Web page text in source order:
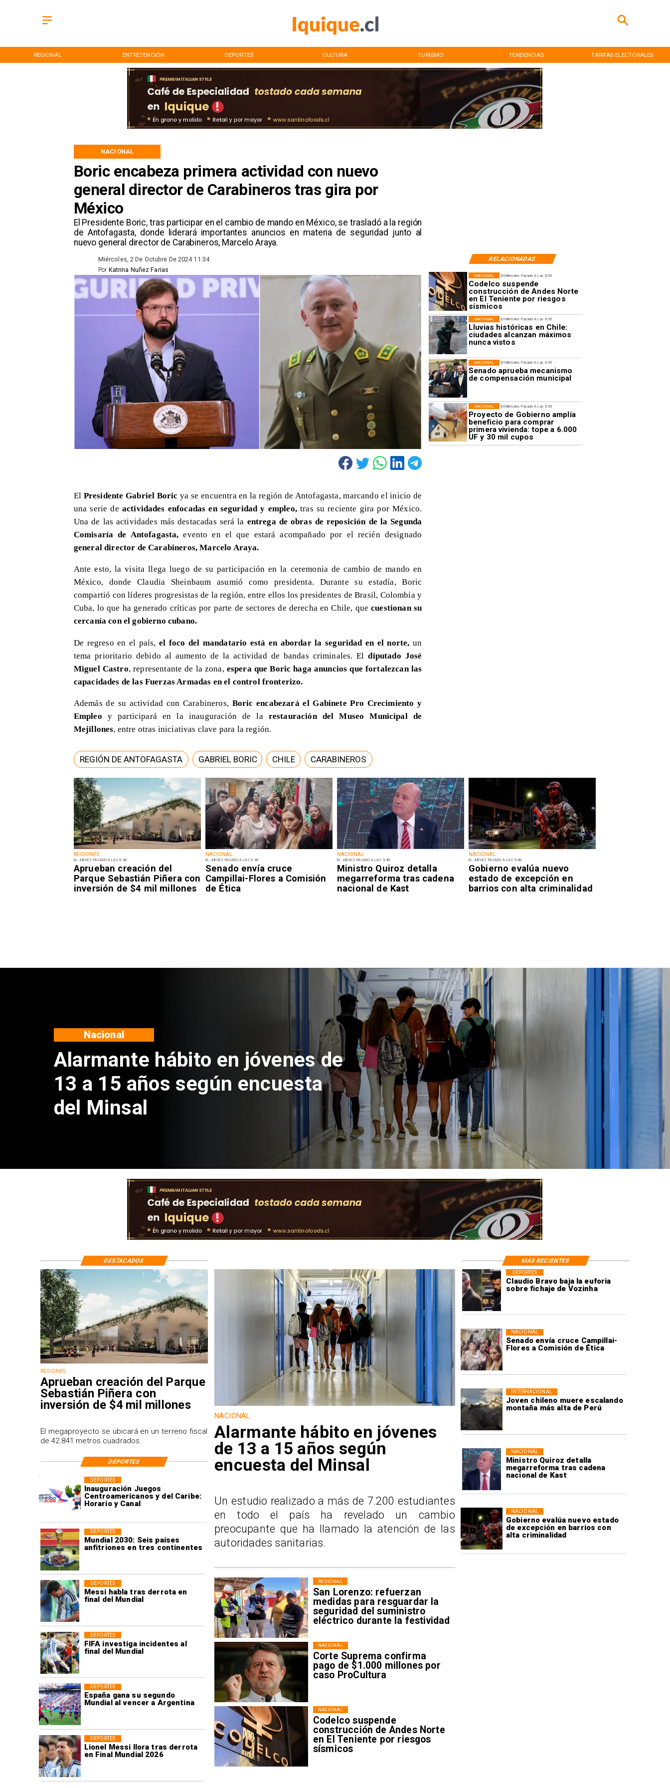
REGIONAL ENTRETENCIÓN DEPORTES CULTURA TURISMO TENDENCIAS TARIFAS ELECTORALES
Boric encabeza primera actividad con nuevo
general director de Carabineros tras gira por
México
​El Presidente Boric, tras participar en el cambio de mando en México, se trasladó a la región
de Antofagasta, donde liderará importantes anuncios en materia de seguridad junto al
nuevo general director de Carabineros, Marcelo Araya.
NACIONAL
RELACIONADAS
Miércoles, 2 De Octubre De 2024 11:34
Katrina Nuñez Farias
Por
REGIONES
EL JUEVES PASADO A LAS 9:49
Aprueban creación del
Parque Sebastián Piñera con
inversión de $4 mil millones
NACIONAL
EL JUEVES PASADO A LAS 9:49
Senado envía cruce
Campillai-Flores a Comisión
de Ética
NACIONAL
EL JUEVES PASADO A LAS 9:49
Ministro Quiroz detalla
megarreforma tras cadena
nacional de Kast
NACIONAL
EL JUEVES PASADO A LAS 9:49
Gobierno evalúa nuevo
estado de excepción en
barrios con alta criminalidad
El Miércoles Pasado A Las 9:35
Codelco suspende
construcción de Andes Norte
en El Teniente por riesgos
sísmicos
NACIONAL
El Miércoles Pasado A Las 9:35
Lluvias históricas en Chile:
ciudades alcanzan máximos
nunca vistos
NACIONAL
El Miércoles Pasado A Las 9:35
Senado aprueba mecanismo
de compensación municipal
NACIONAL
El Miércoles Pasado A Las 9:35
Proyecto de Gobierno amplía
beneficio para comprar
primera vivienda: tope a 6.000
UF y 30 mil cupos
NACIONAL
El Presidente Gabriel Boric ya se encuentra en la región de Antofagasta, marcando el inicio de
una serie de actividades enfocadas en seguridad y empleo,tras su reciente gira por México.
Una de las actividades más destacadas será la entrega de obras de reposición de la Segunda
Comisaría de Antofagasta, evento en el que estará acompañado por el recién designado
general director de Carabineros, Marcelo Araya.
Ante esto, la visita llega luego de su participación en la ceremonia de cambio de mando en
México, donde Claudia Sheinbaum asumió como presidenta. Durante su estadía, Boric
compartió con líderes progresistas de la región, entre ellos los presidentes de Brasil, Colombia y
Cuba, lo que ha generado críticas por parte de sectores de derecha en Chile, quecuestionan su
cercanía con el gobierno cubano.
De regreso en el país, el foco del mandatario está en abordar la seguridad en el norte, un
tema prioritario debido al aumento de la actividad de bandas criminales. Eldiputado José
Miguel Castro, representante de la zona, espera que Boric haga anuncios que fortalezcan las
capacidades de las Fuerzas Armadas en el control fronterizo.
Además de su actividad con Carabineros, Boric encabezará el Gabinete Pro Crecimiento y
Empleo y participará en la inauguración de larestauración del Museo Municipal de
Mejillones, entre otras iniciativas clave para la región.
REGIÓN DE ANTOFAGASTA GABRIEL BORIC CHILE CARABINEROS
Aprueban creación del Parque
Sebastián Piñera con inversión
de $4 mil millones
Regiones
Claudio Bravo baja la euforia
sobre fichaje de Vozinha
DEPORTES
Senado envía cruce Campillai-
Flores a Comisión de Ética
NACIONAL
Joven chileno muere escalando
montaña más alta de Perú
INTERNACIONAL
Ministro Quiroz detalla
megarreforma tras cadena
nacional de Kast
NACIONAL
Gobierno evalúa nuevo estado
de excepción en barrios con
alta criminalidad
NACIONAL
Inauguración Juegos
Centroamericanos y del Caribe:
Horario y Canal
DEPORTES
Mundial 2030: Seis países
anfitriones en tres continentes
DEPORTES
Messi habla tras derrota en
final del Mundial
DEPORTES
FIFA investiga incidentes al
final del Mundial
DEPORTES
España gana su segundo
Mundial al vencer a Argentina
DEPORTES
Lionel Messi llora tras derrota
en Final Mundial 2026
DEPORTES
San Lorenzo: refuerzan
medidas para resguardar la
seguridad del suministro
eléctrico durante la festividad
REGIONAL
Corte Suprema confirma
pago de $1.000 millones por
caso ProCultura
NACIONAL
Codelco suspende
construcción de Andes Norte
en El Teniente por riesgos
sísmicos
NACIONAL
REGIONES
Aprueban creación del Parque
Sebastián Piñera con
inversión de $4 mil millones
El megaproyecto se ubicará en un terreno fiscal
de 42.841 metros cuadrados.
NACIONAL
Alarmante hábito en jóvenes
de 13 a 15 años según
encuesta del Minsal
Un estudio realizado a más de 7.200 estudiantes
en todo el país ha revelado un cambio
preocupante que ha llamado la atención de las
autoridades sanitarias.
DESTACADOS MÁS RECIENTES
DEPORTES